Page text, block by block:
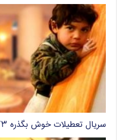
سریال تعطیلات خوش بگذره ۱۳۷۳